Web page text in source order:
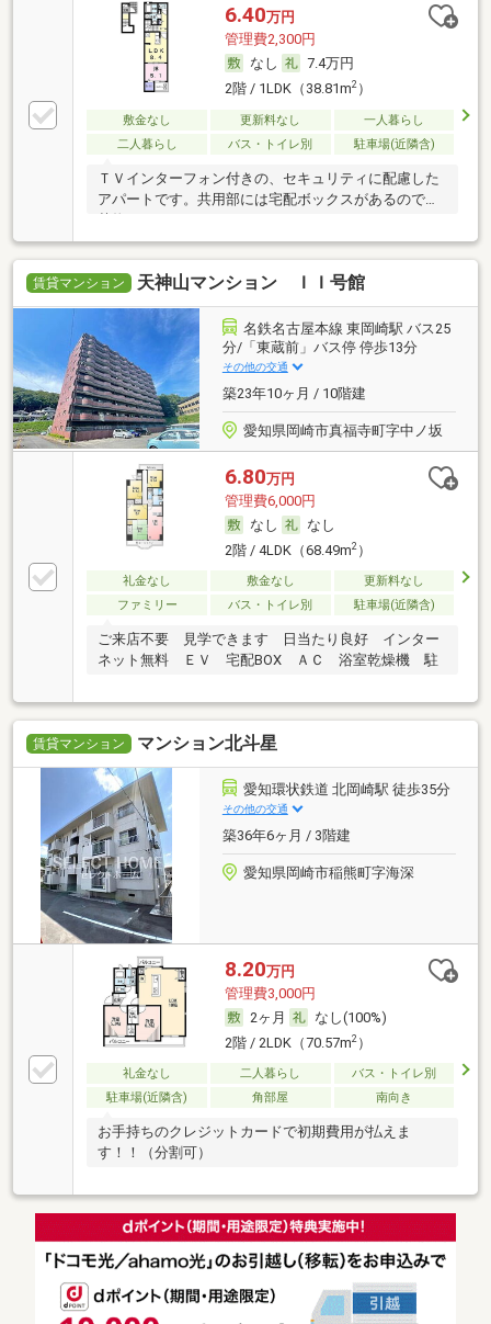
6.40万円
管理費2,300円
なし
7.4万円
2階 / 1LDK（38.81m2）
敷金なし 更新料なし
一人暮らし
二人暮らし
バス・トイレ別 駐車場(近隣含)
ＴＶインターフォン付きの、セキュリティに配慮した
アパートです。共用部には宅配ボックスがあるので、
荷物
賃貸マンション 天神山マンション ＩＩ号館
名鉄名古屋本線 東岡崎駅 バス25
分/「東蔵前」バス停 停歩13分
その他の交通
築23年10ヶ月 / 10階建
愛知県岡崎市真福寺町字中ノ坂
6.80万円
管理費6,000円
なし
なし
2階 / 4LDK（68.49m2）
礼金なし 敷金なし
更新料なし
ファミリー
バス・トイレ別 駐車場(近隣含)
ご来店不要 見学できます 日当たり良好 インター
ネット無料 ＥＶ 宅配BOX ＡＣ 浴室乾燥機 駐
賃貸マンション マンション北斗星
愛知環状鉄道 北岡崎駅 徒歩35分
その他の交通
築36年6ヶ月 / 3階建
愛知県岡崎市稲熊町字海深
8.20万円
管理費3,000円
2ヶ月
なし(100%)
2階 / 2LDK（70.57m2）
礼金なし 二人暮らし
バス・トイレ別
駐車場(近隣含)
角部屋 南向き
お手持ちのクレジットカードで初期費用が払えま
す！！（分割可）